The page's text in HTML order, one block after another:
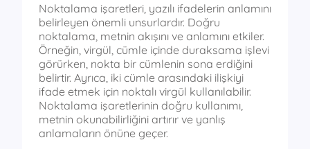
Noktalama işaretleri, yazılı ifadelerin anlamını
belirleyen önemli unsurlardır. Doğru
noktalama, metnin akışını ve anlamını etkiler.
Örneğin, virgül, cümle içinde duraksama işlevi
görürken, nokta bir cümlenin sona erdiğini
belirtir. Ayrıca, iki cümle arasındaki ilişkiyi
ifade etmek için noktalı virgül kullanılabilir.
Noktalama işaretlerinin doğru kullanımı,
metnin okunabilirliğini artırır ve yanlış
anlamaların önüne geçer.